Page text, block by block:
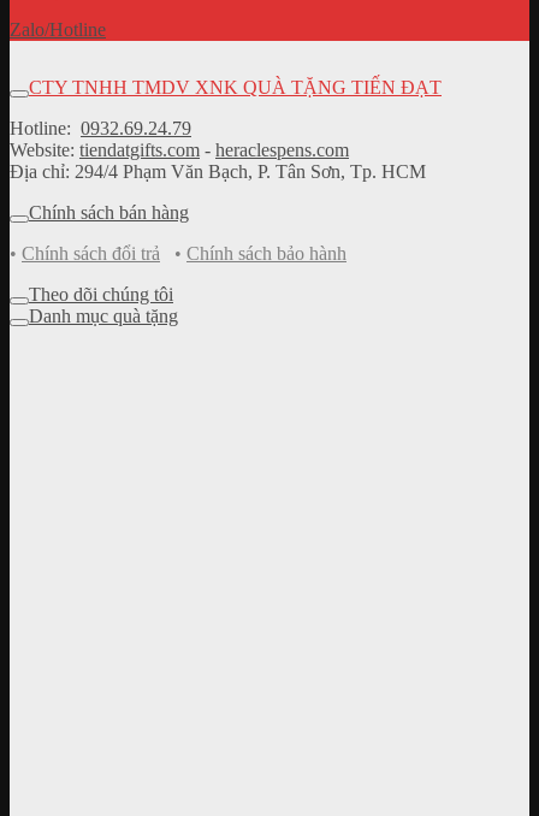
Zalo/Hotline
CTY TNHH TMDV XNK QUÀ TẶNG TIẾN ĐẠT
Hotline: 0932.69.24.79
Website: tiendatgifts.com - heraclespens.com
Địa chỉ: 294/4 Phạm Văn Bạch, P. Tân Sơn, Tp. HCM
Chính sách bán hàng
• Chính sách đổi trả • Chính sách bảo hành
Theo dõi chúng tôi
Danh mục quà tặng